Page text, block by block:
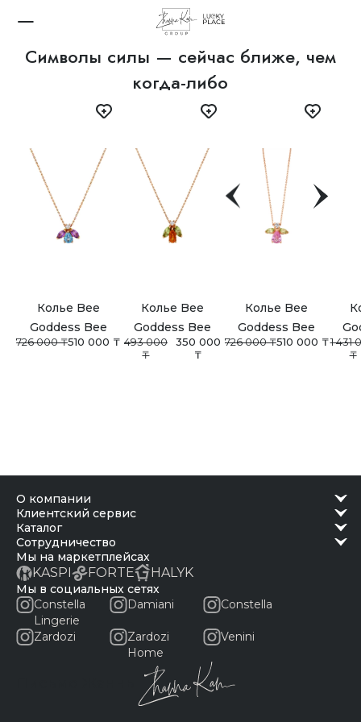
Символы силы — сейчас ближе, чем
когда-либо
Колье Bee
Goddess Bee
726 000 ₸510 000 ₸
Колье Bee
Goddess Bee
493 000
₸
350 000
₸
Колье Bee
Goddess Bee
726 000 ₸510 000 ₸1 431
₸
о компании
клиентский сервис
каталог
сотрудничество
Мы на маркетплейсах
KASPI FORTE HALYK
Мы в социальных сетях
Constella
Lingerie
Damiani Constella
Zardozi
Zardozi
Home
Venini